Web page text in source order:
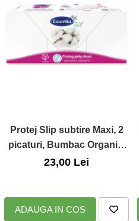
Zuluff Diapers (70 produse)
Protej Slip subtire Maxi, 2
picaturi, Bumbac Organic,
28buc., Laurella BIO Cotton
23,00 Lei
ADAUGA IN COS